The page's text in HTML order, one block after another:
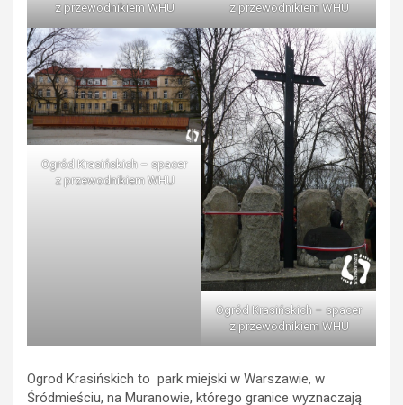
z przewodnikiem WHU
z przewodnikiem WHU
Ogród Krasińskich – spacer
z przewodnikiem WHU
Ogród Krasińskich – spacer
z przewodnikiem WHU
Ogrod Krasińskich to park miejski w Warszawie, w
Śródmieściu, na Muranowie, którego granice wyznaczają